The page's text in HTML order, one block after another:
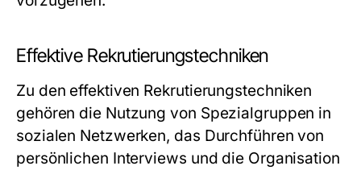
Effektive Rekrutierungstechniken
Zu den effektiven Rekrutierungstechniken
gehören die Nutzung von Spezialgruppen in
sozialen Netzwerken, das Durchführen von
persönlichen Interviews und die Organisation